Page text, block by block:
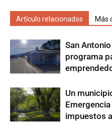
Artículo relacionados Más
San
programa
Un
impuestos